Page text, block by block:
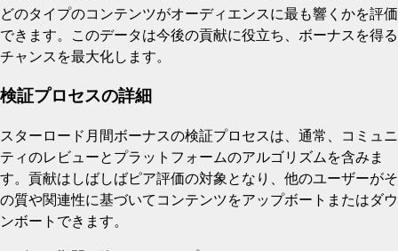
どのタイプのコンテンツがオーディエンスに最も響くかを評価
できます。このデータは今後の貢献に役立ち、ボーナスを得る
チャンスを最大化します。
検証プロセスの詳細
スターロード月間ボーナスの検証プロセスは、通常、コミュニ
ティのレビューとプラットフォームのアルゴリズムを含みま
す。貢献はしばしばピア評価の対象となり、他のユーザーがそ
の質や関連性に基づいてコンテンツをアップボートまたはダウ
ンボートできます。